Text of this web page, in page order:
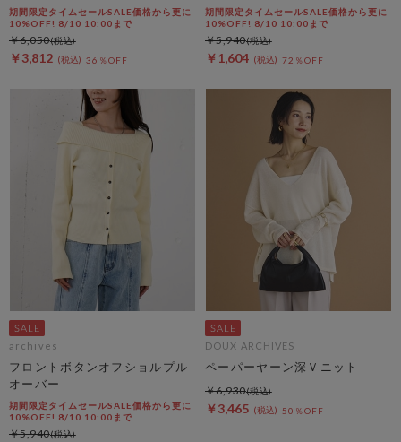
期間限定タイムセールSALE価格から更に
10%OFF! 8/10 10:00まで
￥3,812 36％OFF
￥6,050
バー
期間限定タイムセールSALE価格から更に
10%OFF! 8/10 10:00まで
￥1,604 72％OFF
￥5,940
archives
フロントボタンオフショルプル
オーバー
期間限定タイムセールSALE価格から更に
10%OFF! 8/10 10:00まで
￥5,940
DOUX ARCHIVES
ペーパーヤーン深Ｖニット
￥3,465 50％OFF
￥6,930